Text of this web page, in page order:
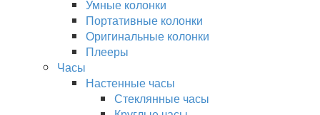
Умные колонки
Портативные колонки
Оригинальные колонки
Плееры
Часы
Настенные часы
Стеклянные часы